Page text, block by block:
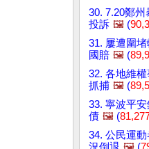
30. 7.20鄭
投訴 🖼️ (
31. 屢遭圍
國賠 🖼️ (
32. 各地維
抓捕 🖼️ (
33. 寧波平
債 🖼️ (
34. 公民運
況倒退 🖼️ (